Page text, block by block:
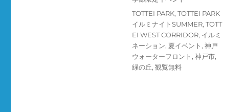
日:
ゴ
ー
タ
グ
TOTTEI PARK, TOTTEI PARK
イルミナイトSUMMER, TOTT
EI WEST CORRIDOR, イルミ
ネーション, 夏イベント , 神戸
ウォーターフロント , 神戸市,
緑の丘, 観覧無料